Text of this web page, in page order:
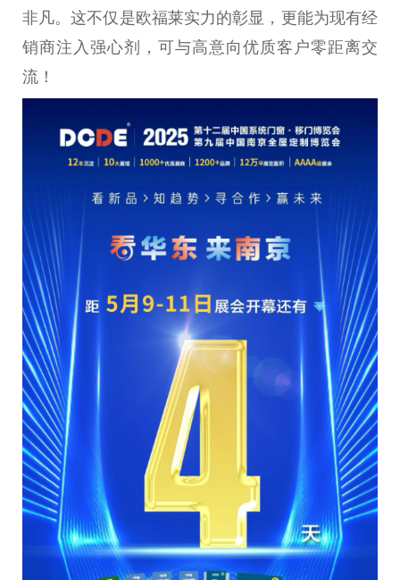
非凡。这不仅是欧福莱实力的彰显，更能为现有经
销商注入强心剂，可与高意向优质客户零距离交
流！